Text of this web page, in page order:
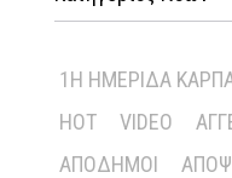
1Η ΗΜΕΡΊΔΑ
HOT
VIDEO
ΑΠΌΔΗΜΟΙ